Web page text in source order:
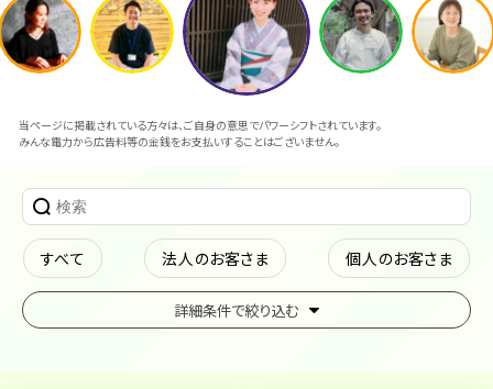
当ページに掲載されている方々は、ご自身の意思でパワーシフトされています。
みんな電力から広告料等の金銭をお支払いすることはございません。
すべて 法人のお客さま 個人のお客さま
詳細条件で絞り込む